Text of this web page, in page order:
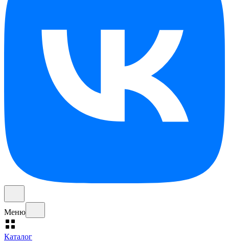
Меню
Каталог